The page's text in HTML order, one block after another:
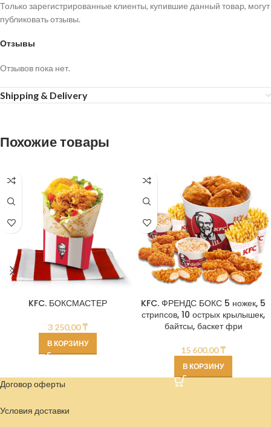
Отзывы
Отзывов пока нет.
Только зарегистрированные клиенты, купившие данный товар, могут
публиковать отзывы.
Shipping & Delivery
Похожие товары
KFC. БОКСМАСТЕР
3 250,00₸
В КОРЗИНУ
KFC. ФРЕНДС БОКС 5 ножек, 5
стрипсов, 10 острых крылышек,
байтсы, баскет фри
15 600,00₸
В КОРЗИНУ
Договор оферты
Условия доставки